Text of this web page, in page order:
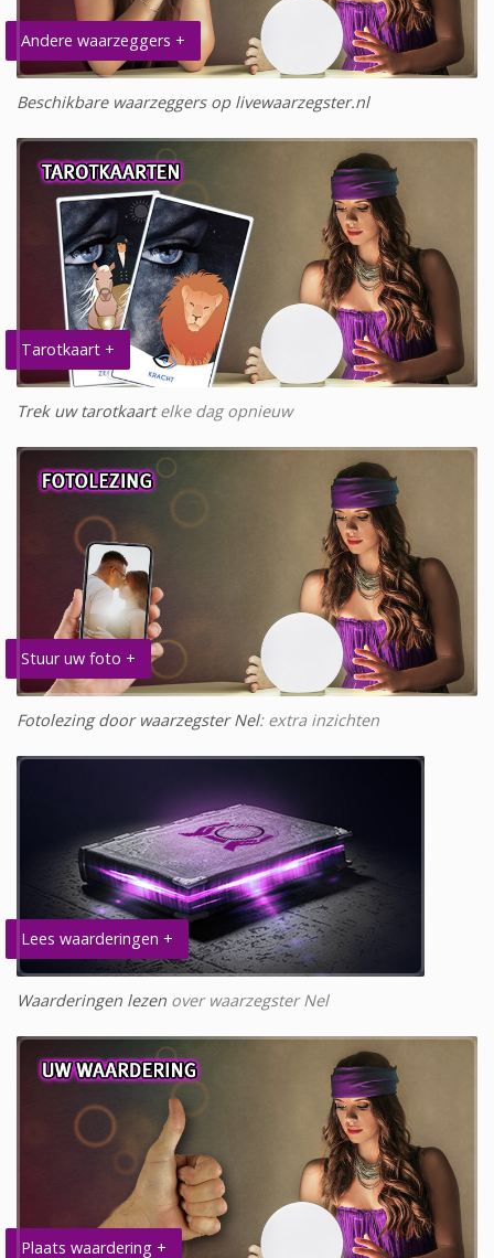
Andere waarzeggers +
Beschikbare waarzeggers op livewaarzegster.nl
Tarotkaart +
Trek uw tarotkaartelke dag opnieuw
Stuur uw foto +
Fotolezing door waarzegster Nel: extra inzichten
Lees waarderingen +
Waarderingen lezen over waarzegster Nel
Plaats waardering +